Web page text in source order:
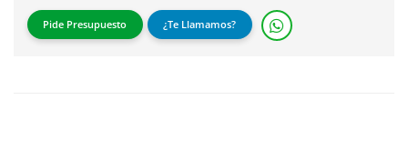
Pide Presupuesto ¿Te Llamamos?